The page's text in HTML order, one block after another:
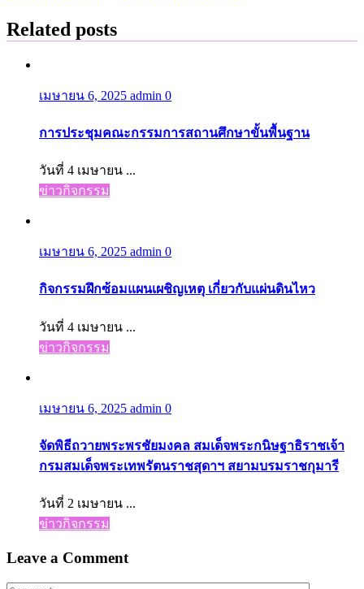
Related posts
เมษายน 6, 2025 admin 0
การประชุมคณะกรรมการสถานศึกษาขั้นพื้นฐาน
วันที่ 4 เมษายน ...
ข่าวกิจกรรม
เมษายน 6, 2025 admin 0
กิจกรรมฝึกซ้อมแผนเผชิญเหตุ เกี่ยวกับแผ่นดินไหว
วันที่ 4 เมษายน ...
ข่าวกิจกรรม
เมษายน 6, 2025 admin 0
จัดพิธีถวายพระพรชัยมงคล สมเด็จพระกนิษฐาธิราชเจ้า
กรมสมเด็จพระเทพรัตนราชสุดาฯ สยามบรมราชกุมารี
วันที่ 2 เมษายน ...
ข่าวกิจกรรม
Leave a Comment